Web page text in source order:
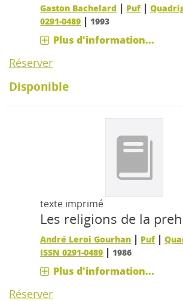
Gaston Bachelard | Puf |
0291-0489 | 1993
Plus d'information...
Réserver
Disponible
texte imprimé
Les religions de la
André Leroi Gourhan | Puf |
ISSN 0291-0489 | 1986
Plus d'information...
Réserver